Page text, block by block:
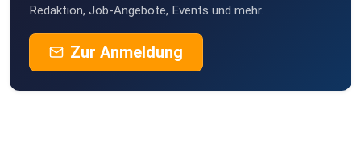
Redaktion, Job-Angebote, Events und mehr.
Zur Anmeldung